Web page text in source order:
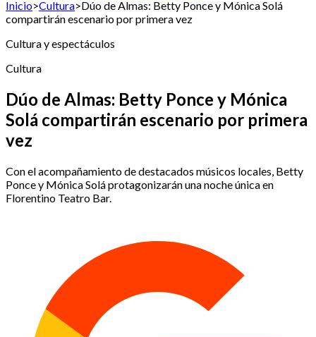
Inicio>Cultura>Dúo de Almas: Betty Ponce y Mónica Solá
compartirán escenario por primera vez
Cultura y espectáculos
Cultura
Dúo de Almas: Betty Ponce y Mónica
Solá compartirán escenario por primera
vez
Con el acompañamiento de destacados músicos locales, Betty
Ponce y Mónica Solá protagonizarán una noche única en
Florentino Teatro Bar.